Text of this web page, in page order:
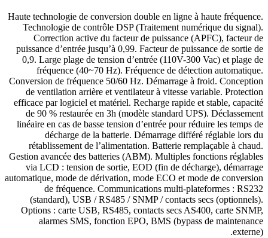
Haute technologie de conversion double en ligne à haute fréquence.
Technologie de contrôle DSP (Traitement numérique du signal).
Correction active du facteur de puissance (APFC), facteur de
puissance d’entrée jusqu’à 0,99. Facteur de puissance de sortie de
0,9. Large plage de tension d’entrée (110V-300 Vac) et plage de
fréquence (40~70 Hz). Fréquence de détection automatique.
Conversion de fréquence 50/60 Hz. Démarrage à froid. Conception
de ventilation arrière et ventilateur à vitesse variable. Protection
efficace par logiciel et matériel. Recharge rapide et stable, capacité
de 90 % restaurée en 3h (modèle standard UPS). Déclassement
linéaire en cas de basse tension d’entrée pour réduire les temps de
décharge de la batterie. Démarrage différé réglable lors du
rétablissement de l’alimentation. Batterie remplaçable à chaud.
Gestion avancée des batteries (ABM). Multiples fonctions réglables
via LCD : tension de sortie, EOD (fin de décharge), démarrage
automatique, mode de dérivation, mode ECO et mode de conversion
de fréquence. Communications multi-plateformes : RS232
(standard), USB / RS485 / SNMP / contacts secs (optionnels).
Options : carte USB, RS485, contacts secs AS400, carte SNMP,
alarmes SMS, fonction EPO, BMS (bypass de maintenance
externe).